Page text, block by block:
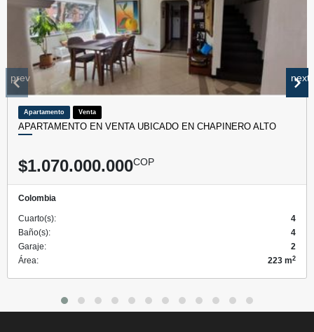
Apartamento Venta
APARTAMENTO EN VENTA UBICADO EN CHAPINERO ALTO
$1.070.000.000COP
Colombia
Cuarto(s):
4
Baño(s):
4
Garaje:
2
Área:
223 m2
prev next